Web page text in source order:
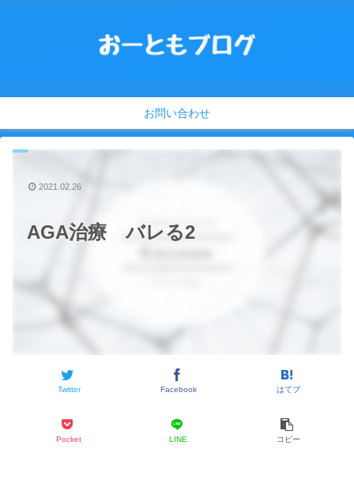
お問い合わせ
AGA治療 バレる2
Twitter Facebook はてブ
Pocket LINE コピー
2021.02.26